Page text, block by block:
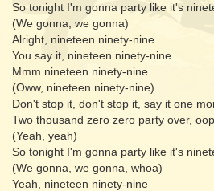
So tonight I'm gonna party like it's
(We gonna, we gonna)
Alright, nineteen ninety-nine
You say it, nineteen ninety-nine
Mmm nineteen ninety-nine
(Oww, nineteen ninety-nine)
Don't stop it, don't stop it, say it one
Two thousand zero zero party over,
(Yeah, yeah)
So tonight I'm gonna party like it's
(We gonna, we gonna, whoa)
Yeah, nineteen ninety-nine